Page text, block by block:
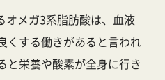
オメガ3系脂肪酸は、血液
くする働きがあると言われ
と栄養や酸素が全身に行き